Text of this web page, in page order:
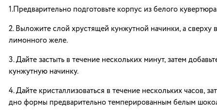
1.Предварительно подготовьте корпус из белого
2. Выложите слой хрустящей кунжутной начинки, а сверху
лимонного желе.
3. Дайте застыть в течение нескольких минут, затем
кунжутную начинку.
4. Дайте кристаллизоваться в течение нескольких часов,
дно формы предварительно темперированным белым